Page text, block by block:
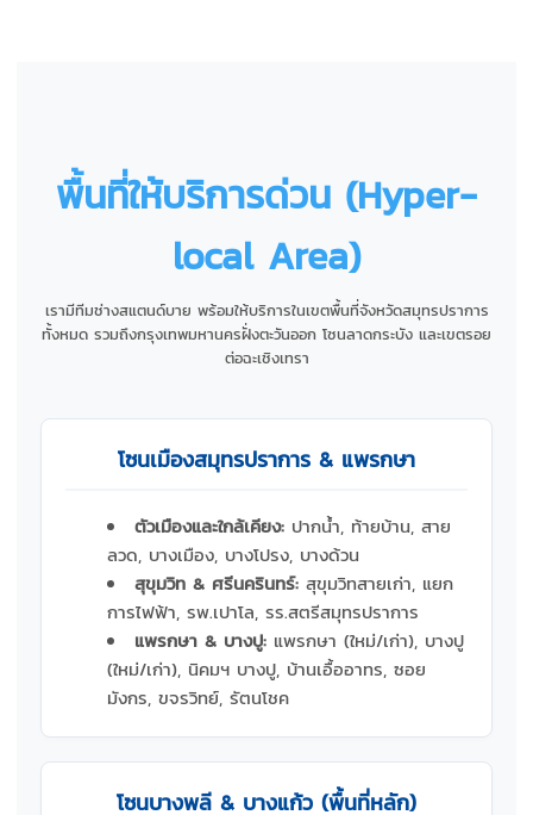
พื้นที่ให้บริการด่วน (Hyper-
local Area)
เรามีทีมช่างสแตนด์บาย พร้อมให้บริการในเขตพื้นที่จังหวัดสมุทรปราการ
ทั้งหมด รวมถึงกรุงเทพมหานครฝั่งตะวันออก โซนลาดกระบัง และเขตรอย
ต่อฉะเชิงเทรา
โซนเมืองสมุทรปราการ & แพรกษา
ตัวเมืองและใกล้เคียง:ปากน้ำ, ท้ายบ้าน, สาย
ลวด, บางเมือง, บางโปรง, บางด้วน
สุขุมวิท & ศรีนครินทร์:สุขุมวิทสายเก่า, แยก
การไฟฟ้า, รพ.เปาโล, รร.สตรีสมุทรปราการ
แพรกษา & บางปู:แพรกษา (ใหม่/เก่า), บางปู
(ใหม่/เก่า), นิคมฯ บางปู, บ้านเอื้ออาทร, ซอย
มังกร, ขจรวิทย์, รัตนโชค
โซนบางพลี & บางแก้ว (พื้นที่หลัก)